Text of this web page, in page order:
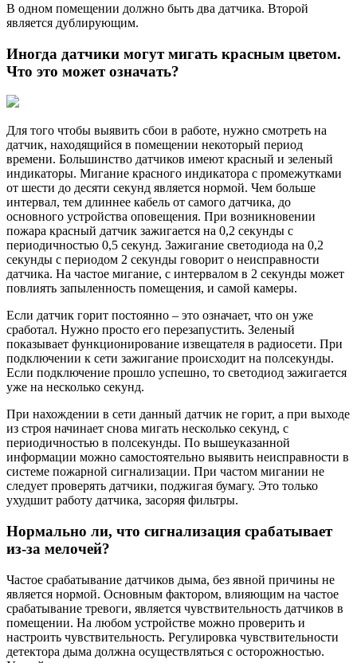
В одном помещении должно быть два датчика. Второй
является дублирующим.
Иногда датчики могут мигать красным цветом.
Что это может означать?
Для того чтобы выявить сбои в работе, нужно смотреть на
датчик, находящийся в помещении некоторый период
времени. Большинство датчиков имеют красный и зеленый
индикаторы. Мигание красного индикатора с промежутками
от шести до десяти секунд является нормой. Чем больше
интервал, тем длиннее кабель от самого датчика, до
основного устройства оповещения. При возникновении
пожара красный датчик зажигается на 0,2 секунды с
периодичностью 0,5 секунд. Зажигание светодиода на 0,2
секунды с периодом 2 секунды говорит о неисправности
датчика. На частое мигание, с интервалом в 2 секунды может
повлиять запыленность помещения, и самой камеры.
Если датчик горит постоянно – это означает, что он уже
сработал. Нужно просто его перезапустить. Зеленый
показывает функционирование извещателя в радиосети. При
подключении к сети зажигание происходит на полсекунды.
Если подключение прошло успешно, то светодиод зажигается
уже на несколько секунд.
При нахождении в сети данный датчик не горит, а при выходе
из строя начинает снова мигать несколько секунд, с
периодичностью в полсекунды. По вышеуказанной
информации можно самостоятельно выявить неисправности в
системе пожарной сигнализации. При частом мигании не
следует проверять датчики, поджигая бумагу. Это только
ухудшит работу датчика, засоряя фильтры.
Нормально ли, что сигнализация срабатывает
из-за мелочей?
Частое срабатывание датчиков дыма, без явной причины не
является нормой. Основным фактором, влияющим на частое
срабатывание тревоги, является чувствительность датчиков в
помещении. На любом устройстве можно проверить и
настроить чувствительность. Регулировка чувствительности
детектора дыма должна осуществляться с осторожностью.